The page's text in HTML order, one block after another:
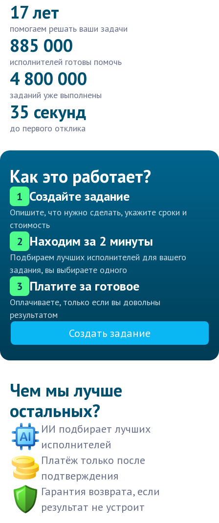
17 лет
помогаем решать ваши задачи
885 000
исполнителей готовы помочь
4 800 000
заданий уже выполнены
35 секунд
до первого отклика
Как это работает?
1 Создайте задание
Опишите, что нужно сделать, укажите сроки и
стоимость
2 Находим за 2 минуты
Подбираем лучших исполнителей для вашего
задания, вы выбираете одного
3 Платите за готовое
Оплачиваете, только если вы довольны
результатом
Создать задание
Чем мы лучше
остальных?
ИИ подбирает лучших
исполнителей
Платёж только после
подтверждения
Гарантия возврата, если
результат не устроит